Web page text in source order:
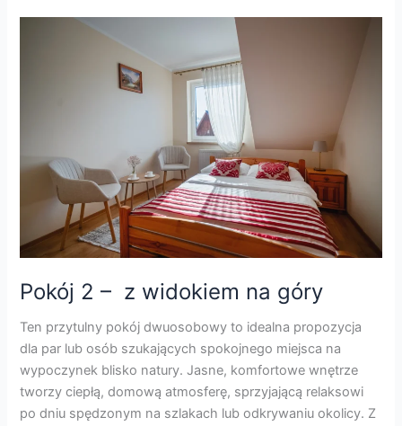
Pokój 2 – z widokiem na góry
Ten przytulny pokój dwuosobowy to idealna propozycja
dla par lub osób szukających spokojnego miejsca na
wypoczynek blisko natury. Jasne, komfortowe wnętrze
tworzy ciepłą, domową atmosferę, sprzyjającą relaksowi
po dniu spędzonym na szlakach lub odkrywaniu okolicy. Z